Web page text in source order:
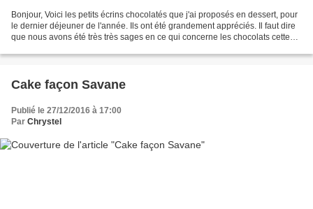
Bonjour, Voici les petits écrins chocolatés que j'ai proposés en dessert, pour
le dernier déjeuner de l'année. Ils ont été grandement appréciés. Il faut dire
que nous avons été très très sages en ce qui concerne les chocolats cette
Cake façon Savane
Publié le 27/12/2016 à 17:00
Par Chrystel